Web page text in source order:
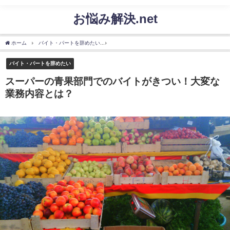
お悩み解決.net
ホーム バイト・パートを辞めたい
バイト・パートを辞めたい
スーパーの青果部門でのバイトがきつい！大変な
業務内容とは？